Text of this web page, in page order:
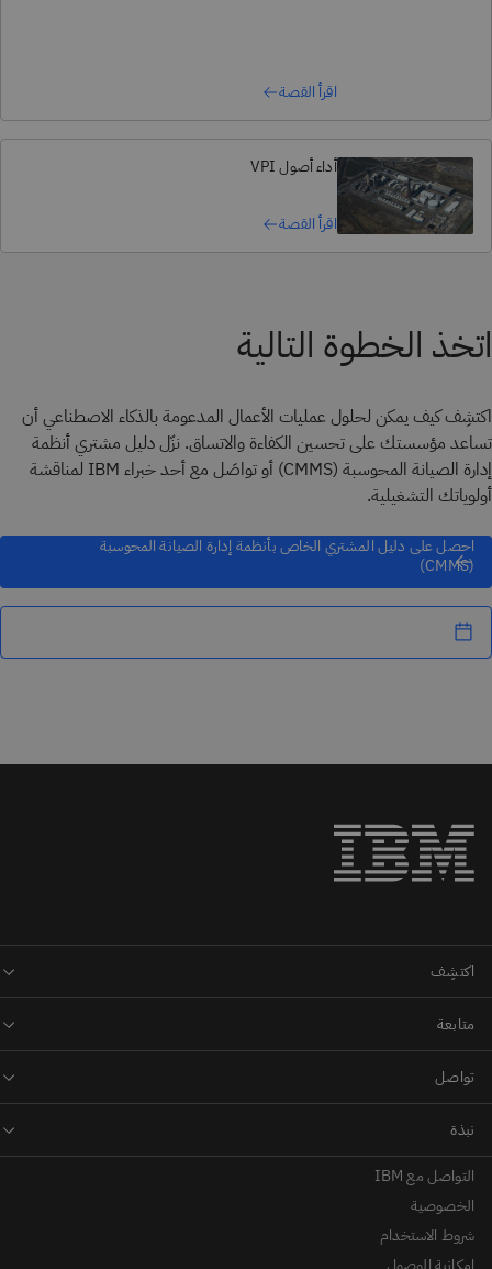
اقرأ القصة
أداء أصول VPI
اقرأ القصة
اتخذ الخطوة التالية
اكتشِف كيف يمكن لحلول عمليات الأعمال المدعومة بالذكاء الاصطناعي أن
تساعد مؤسستك على تحسين الكفاءة والاتساق. نزّل دليل مشتري أنظمة
إدارة الصيانة المحوسبة (CMMS) أو تواصَل مع أحد خبراء IBM لمناقشة
أولوياتك التشغيلية.
احصل على دليل المشتري الخاص بأنظمة إدارة الصيانة المحوسبة
(CMMS)
التواصل مع IBM
الخصوصية
شروط الاستخدام